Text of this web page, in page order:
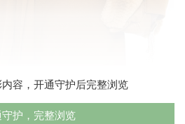
容，开通守护后完整浏览
护，完整浏览